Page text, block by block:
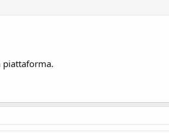
piattaforma.